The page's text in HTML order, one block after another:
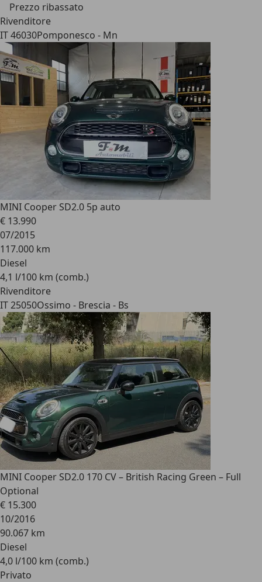
Prezzo ribassato
Rivenditore
IT 46030Pomponesco - Mn
MINI Cooper SD2.0 5p auto
€ 13.990
07/2015
117.000 km
Diesel
4,1 l/100 km (comb.)
Rivenditore
IT 25050Ossimo - Brescia - Bs
MINI Cooper SD2.0 170 CV – British Racing Green – Full
Optional
€ 15.300
10/2016
90.067 km
Diesel
4,0 l/100 km (comb.)
Privato